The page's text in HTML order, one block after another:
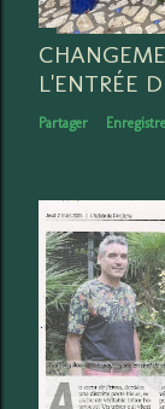
L'ENTRÉE
Partager